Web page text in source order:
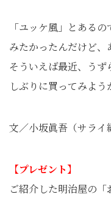
「ユッケ風」とある
みたかったんだけど、
そういえば最近、う
しぶりに買ってみよう
文／小坂眞吾（サライ
【プレゼント】
ご紹介した明治屋の